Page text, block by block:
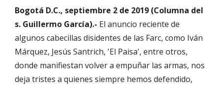
Bogotá D.C., septiembre 2 de 2019 (Columna del
s. Guillermo García).- El anuncio reciente de
algunos cabecillas disidentes de las Farc, como Iván
Márquez, Jesús Santrich, 'El Paisa', entre otros,
donde manifiestan volver a empuñar las armas, nos
deja tristes a quienes siempre hemos defendido,